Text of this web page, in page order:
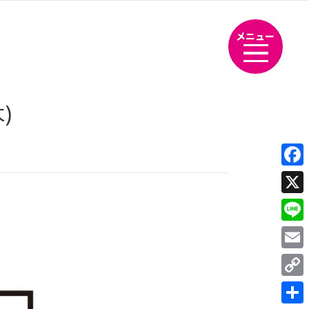
メニュー
X
Line